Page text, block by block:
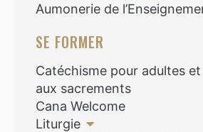
Aumonerie de
SE FORMER
Catéchisme pour adultes
aux sacrements
Cana Welcome
Liturgie